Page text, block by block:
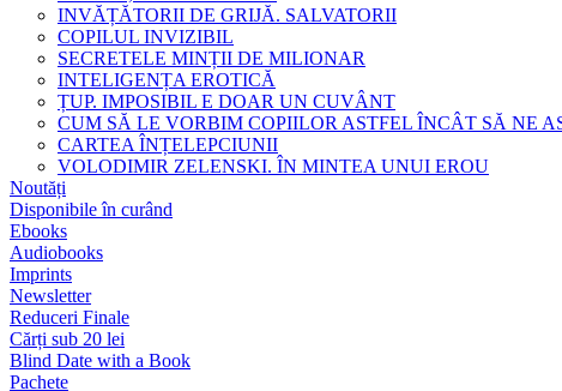
INVĂȚĂTORII DE GRIJĂ. SALVATORII
COPILUL INVIZIBIL
SECRETELE MINȚII DE MILIONAR
INTELIGENȚA EROTICĂ
ȚUP. IMPOSIBIL E DOAR UN CUVÂNT
CUM SĂ LE VORBIM COPIILOR ASTFEL ÎNCÂT SĂ NE
CARTEA ÎNȚELEPCIUNII
VOLODIMIR ZELENSKI. ÎN MINTEA UNUI EROU
Noutăți
Disponibile în curând
Ebooks
Audiobooks
Imprints
Newsletter
Reduceri Finale
Cărți sub 20 lei
Blind Date with a Book
Pachete